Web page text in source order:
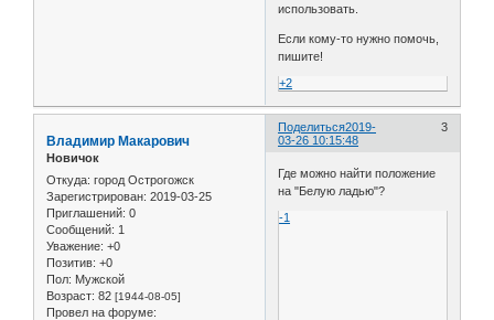
использовать.
Если кому-то нужно помочь,
пишите!
+2
Поделиться 3
2019-
03-26 10:15:48
Владимир Макарович
Новичок
Откуда: город Острогожск
Зарегистрирован: 2019-03-25
Приглашений: 0
Сообщений: 1
Уважение: +0
Позитив: +0
Пол: Мужской
Возраст: 82 [1944-08-05]
Провел на форуме:
Где можно найти положение
на "Белую ладью"?
-1